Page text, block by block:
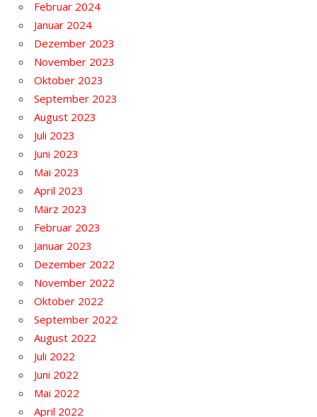
Februar 2024
Januar 2024
Dezember 2023
November 2023
Oktober 2023
September 2023
August 2023
Juli 2023
Juni 2023
Mai 2023
April 2023
März 2023
Februar 2023
Januar 2023
Dezember 2022
November 2022
Oktober 2022
September 2022
August 2022
Juli 2022
Juni 2022
Mai 2022
April 2022